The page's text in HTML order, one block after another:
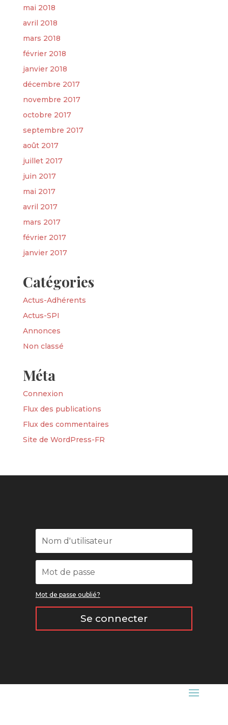
mai 2018
avril 2018
mars 2018
février 2018
janvier 2018
décembre 2017
novembre 2017
octobre 2017
septembre 2017
août 2017
juillet 2017
juin 2017
mai 2017
avril 2017
mars 2017
février 2017
janvier 2017
Catégories
Actus-Adhérents
Actus-SPI
Annonces
Non classé
Méta
Connexion
Flux des publications
Flux des commentaires
Site de WordPress-FR
Mot de passe oublié?
Se connecter